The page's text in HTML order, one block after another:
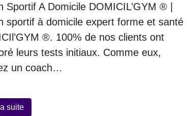
Sportif A Domicile DOMICIL’GYM ® |
sportif à domicile expert forme et santé
®. 100% de nos clients ont
leurs tests initiaux. Comme eux,
un coach…
suite